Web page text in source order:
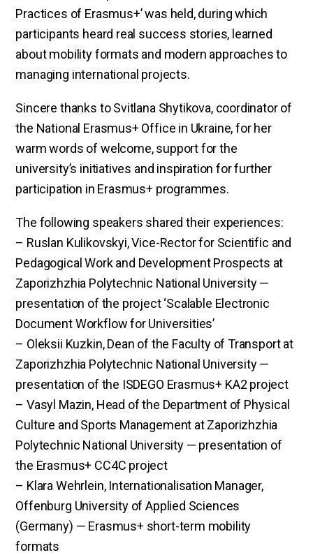
Practices of Erasmus+’ was held, during which
participants heard real success stories, learned
about mobility formats and modern approaches to
managing international projects.
Sincere thanks to Svitlana Shytikova, coordinator of
the National Erasmus+ Office in Ukraine, for her
warm words of welcome, support for the
university’s initiatives and inspiration for further
participation in Erasmus+ programmes.
The following speakers shared their experiences:
– Ruslan Kulikovskyi, Vice-Rector for Scientific and
Pedagogical Work and Development Prospects at
Zaporizhzhia Polytechnic National University —
presentation of the project ‘Scalable Electronic
Document Workflow for Universities’
– Oleksii Kuzkin, Dean of the Faculty of Transport at
Zaporizhzhia Polytechnic National University —
presentation of the ISDEGO Erasmus+ KA2 project
– Vasyl Mazin, Head of the Department of Physical
Culture and Sports Management at Zaporizhzhia
Polytechnic National University — presentation of
the Erasmus+ CC4C project
– Klara Wehrlein, Internationalisation Manager,
Offenburg University of Applied Sciences
(Germany) — Erasmus+ short-term mobility
formats